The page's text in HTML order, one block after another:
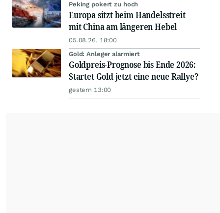
Peking pokert zu hoch
Europa sitzt beim Handelsstreit
mit China am längeren Hebel
05.08.26, 18:00
Gold: Anleger alarmiert
Goldpreis-Prognose bis Ende 2026:
Startet Gold jetzt eine neue Rallye?
gestern 13:00